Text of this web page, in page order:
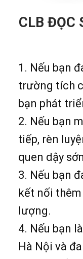
CLB ĐỌC
1. Nếu bạn
trường tích
bạn phát
2. Nếu bạn
tiếp, rèn
quen dậy
3. Nếu bạn
kết nối
lượng.
4. Nếu bạn
Hà Nội và